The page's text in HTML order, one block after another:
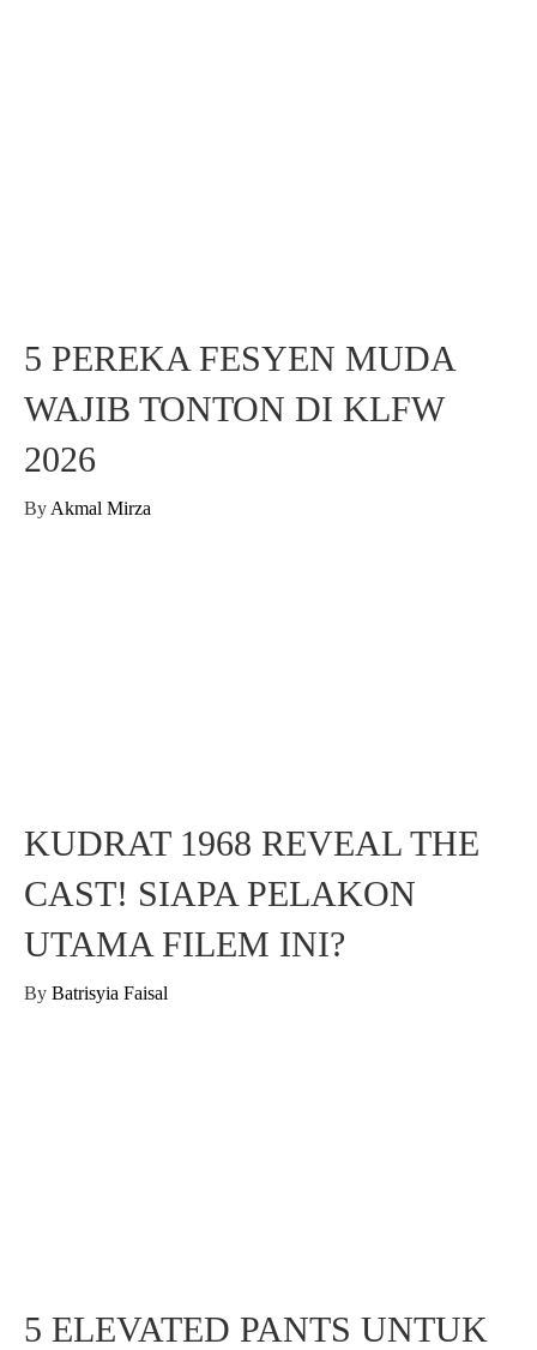
5 PEREKA FESYEN MUDA
WAJIB TONTON DI KLFW
2026
By Akmal Mirza
KUDRAT 1968 REVEAL THE
CAST! SIAPA PELAKON
UTAMA FILEM INI?
By Batrisyia Faisal
5 ELEVATED PANTS UNTUK